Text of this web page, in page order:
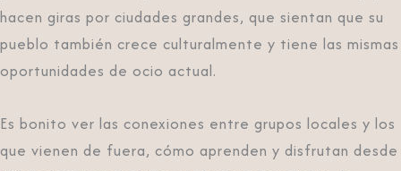
hacen giras por ciudades grandes, que sientan que su
pueblo también crece culturalmente y tiene las mismas
oportunidades de ocio actual.
Es bonito ver las conexiones entre grupos locales y los
que vienen de fuera, cómo aprenden y disfrutan desde